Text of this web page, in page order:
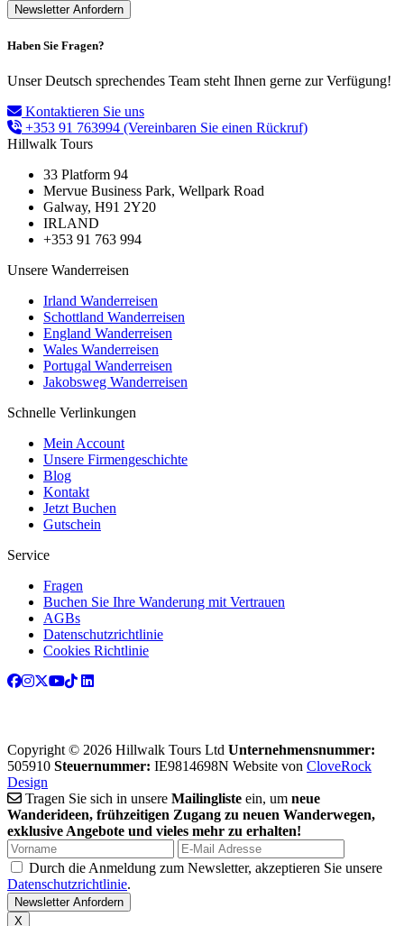
Haben Sie Fragen?
Unser Deutsch sprechendes Team steht Ihnen gerne zur Verfügung!
Kontaktieren Sie uns
+353 91 763994 (Vereinbaren Sie einen Rückruf)
Hillwalk Tours
33 Platform 94
Mervue Business Park, Wellpark Road
Galway, H91 2Y20
IRLAND
+353 91 763 994
Unsere Wanderreisen
Irland Wanderreisen
Schottland Wanderreisen
England Wanderreisen
Wales Wanderreisen
Portugal Wanderreisen
Jakobsweg Wanderreisen
Schnelle Verlinkungen
Mein Account
Unsere Firmengeschichte
Blog
Kontakt
Jetzt Buchen
Gutschein
Service
Fragen
Buchen Sie Ihre Wanderung mit Vertrauen
AGBs
Datenschutzrichtlinie
Cookies Richtlinie
Copyright © 2026 Hillwalk Tours Ltd Unternehmensnummer:
505910 Steuernummer: IE9814698N Website von CloveRock
Design
Tragen Sie sich in unsere Mailingliste ein, um neue
Wanderideen, frühzeitigen Zugang zu neuen Wanderwegen,
exklusive Angebote und vieles mehr zu erhalten!
Durch die Anmeldung zum Newsletter, akzeptieren Sie unsere
Datenschutzrichtlinie.
X